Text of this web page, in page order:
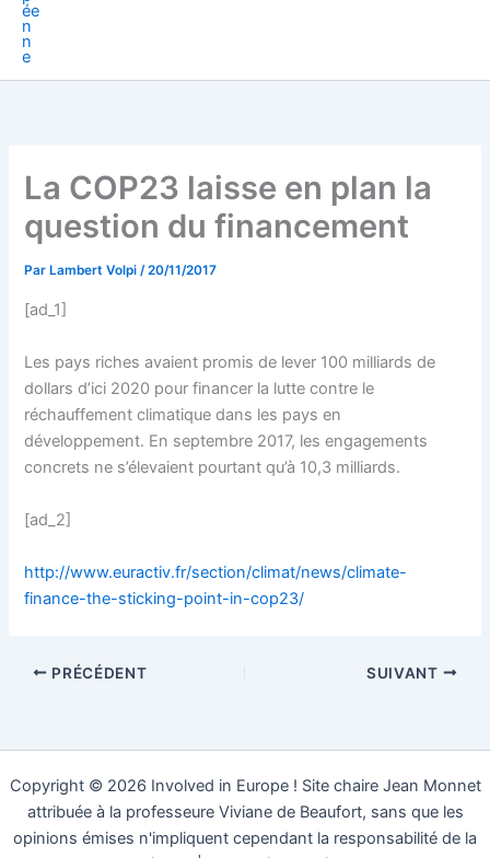
La COP23 laisse en plan la
question du financement
Par Lambert Volpi/20/11/2017
[ad_1]
Les pays riches avaient promis de lever 100 milliards de
dollars d’ici 2020 pour financer la lutte contre le
réchauffement climatique dans les pays en
développement. En septembre 2017, les engagements
concrets ne s’élevaient pourtant qu’à 10,3 milliards.
[ad_2]
http://www.euractiv.fr/section/climat/news/climate-
finance-the-sticking-point-in-cop23/
PRÉCÉDENT SUIVANT
Copyright © 2026 Involved in Europe ! Site chaire Jean Monnet
attribuée à la professeure Viviane de Beaufort, sans que les
opinions émises n'impliquent cependant la responsabilité de la